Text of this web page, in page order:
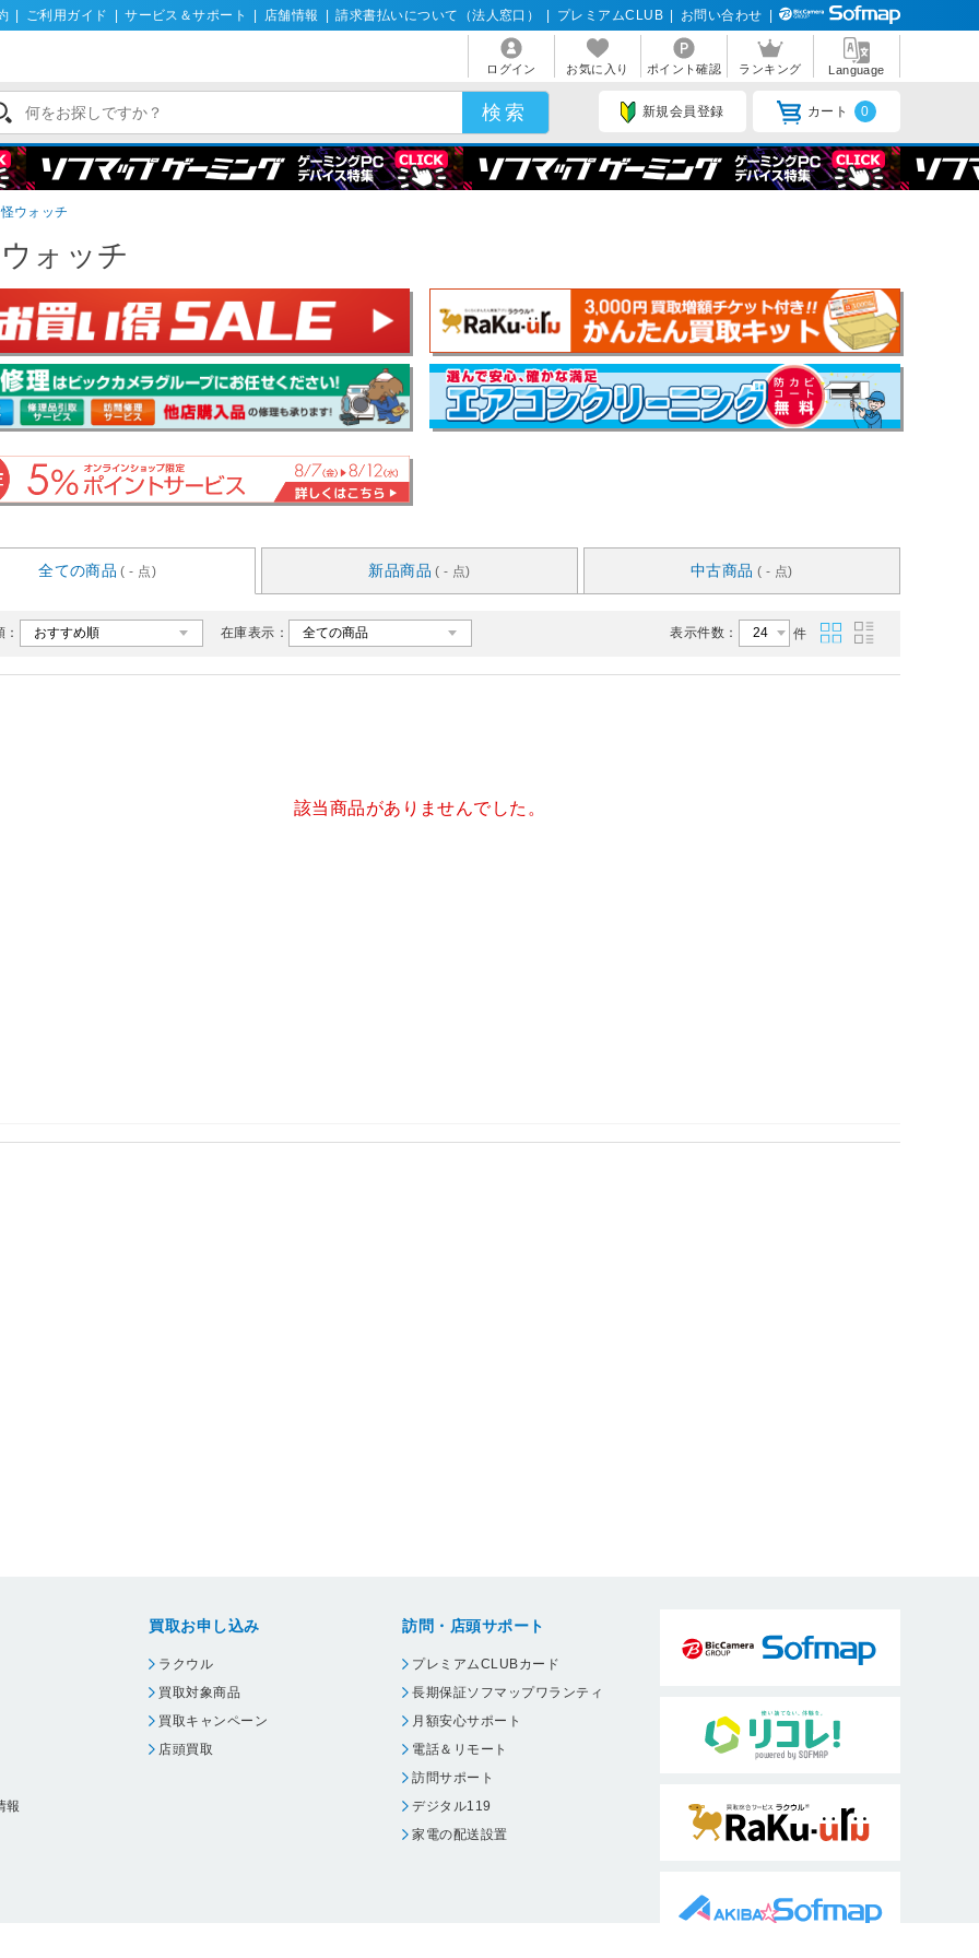
ご利用ガイド サービス＆サポート 店舗情報 請求書払いについて（法人窓口） プレミアムCLUB お問い合わせ
ログイン お気に入り ポイント確認 ランキング Language
新規会員登録 カート 0
ウォッチ
ォッチ
全ての商品 ( - 点) 新品商品 ( - 点) 中古商品 ( - 点)
在庫表示： 表示件数： 件
該当商品がありませんでした。
報
買取お申し込み
ラクウル
買取対象商品
買取キャンペーン
店頭買取
訪問・店頭サポート
プレミアムCLUBカード
長期保証ソフマップワランティ
月額安心サポート
電話＆リモート
訪問サポート
デジタル119
家電の配送設置